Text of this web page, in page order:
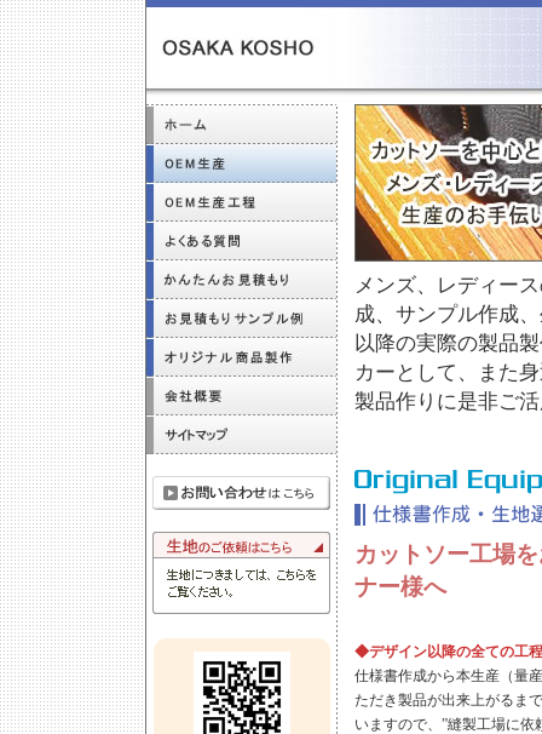
メンズ、レディー
成、サンプル作成
以降の実際の製品
カーとして、また
製品作りに是非ご
カットソー工場
ナー様へ
◆デザイン以降の全ての工
仕様書作成から本生産（量
ただき製品が出来上がるま
いますので、”縫製工場に